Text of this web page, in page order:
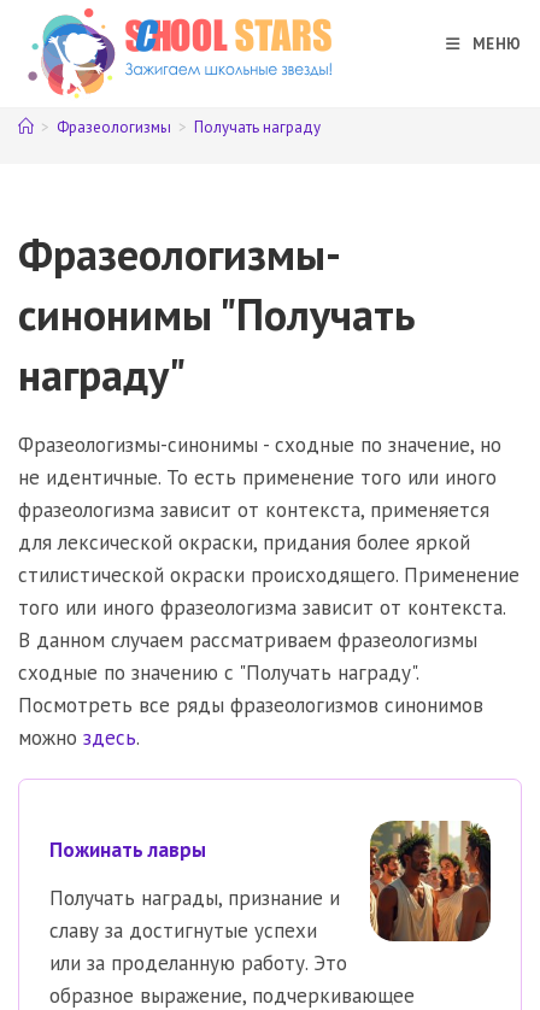
Перейти
содержимому
МЕНЮ
> Фразеологизмы > Получать награду
Фразеологизмы-
синонимы "Получать
награду"
Фразеологизмы-синонимы - сходные по значение, но
не идентичные. То есть применение того или иного
фразеологизма зависит от контекста, применяется
для лексической окраски, придания более яркой
стилистической окраски происходящего. Применение
того или иного фразеологизма зависит от контекста.
В данном случаем рассматриваем фразеологизмы
сходные по значению с "Получать награду".
Посмотреть все ряды фразеологизмов синонимов
можно здесь.
Пожинать лавры
Получать награды, признание и
славу за достигнутые успехи
или за проделанную работу. Это
образное выражение, подчеркивающее